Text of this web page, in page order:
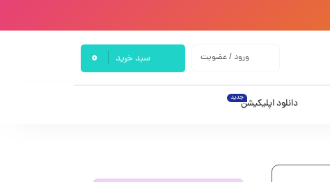
ورود / عضویت سبد خرید 0
دانلود اپلیکیشنجدید